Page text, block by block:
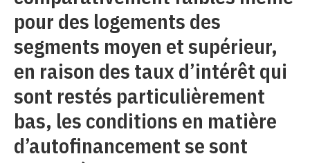
pour des logements des
segments moyen et supérieur,
en raison des taux d’intérêt qui
sont restés particulièrement
bas, les conditions en matière
d’autofinancement se sont